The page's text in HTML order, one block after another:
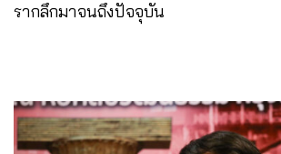
รากลึกมาจนถึงปัจจุบัน